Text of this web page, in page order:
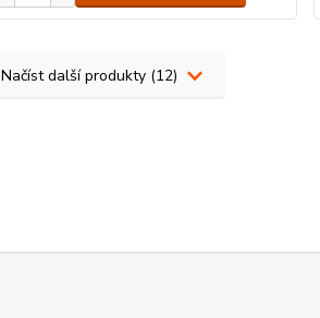
Načíst další produkty (12)